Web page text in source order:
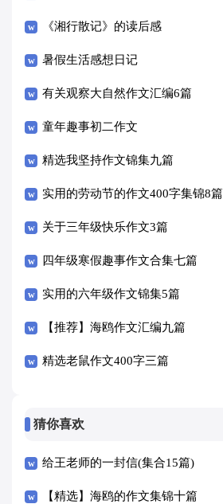
《湘行散记》的读后感
暑假生活感想日记
有关观察大自然作文汇编6篇
童年趣事初二作文
精选我坚持作文锦集九篇
实用的劳动节的作文400字集锦8篇
关于三年级快乐作文3篇
四年级寒假趣事作文合集七篇
实用的六年级作文锦集5篇
【推荐】海鸥作文汇编九篇
精选老鼠作文400字三篇
猜你喜欢
给王老师的一封信(集合15篇)
【精选】海鸥的作文集锦十篇